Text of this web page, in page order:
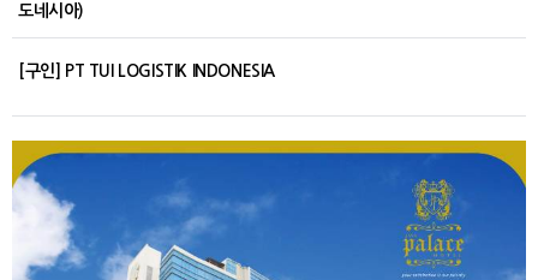
도네시아)
[구인] PT TUI LOGISTIK INDONESIA